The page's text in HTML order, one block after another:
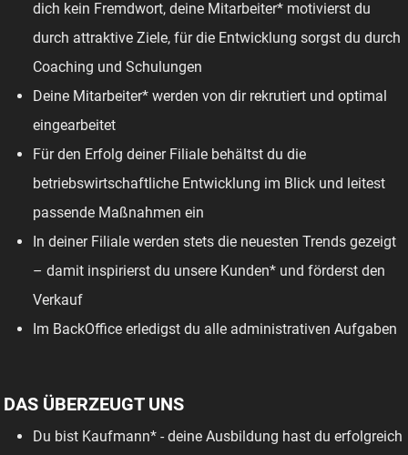
dich kein Fremdwort, deine Mitarbeiter* motivierst du
durch attraktive Ziele, für die Entwicklung sorgst du durch
Coaching und Schulungen
Deine Mitarbeiter* werden von dir rekrutiert und optimal
eingearbeitet
Für den Erfolg deiner Filiale behältst du die
betriebswirtschaftliche Entwicklung im Blick und leitest
passende Maßnahmen ein
In deiner Filiale werden stets die neuesten Trends gezeigt
– damit inspirierst du unsere Kunden* und förderst den
Verkauf
Im BackOffice erledigst du alle administrativen Aufgaben
DAS ÜBERZEUGT UNS
Du bist Kaufmann* - deine Ausbildung hast du erfolgreich